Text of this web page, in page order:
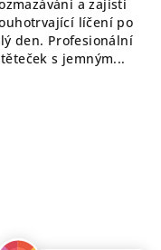
a zajistí
líčení po
den. Profesionální
s jemným...